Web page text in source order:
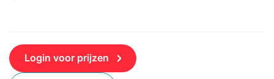
Login voor prijzen